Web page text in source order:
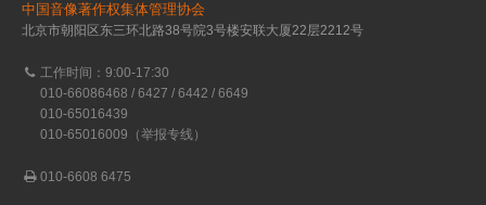
中国音像著作权集体管理协会
北京市朝阳区东三环北路38号院3号楼安联大厦22层2212号
工作时间：9:00-17:30
010-66086468 / 6427 / 6442 / 6649
010-65016439
010-65016009（举报专线）
010-6608 6475